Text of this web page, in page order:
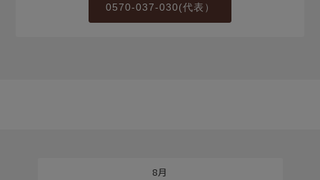
0570-037-030(代表）
8月